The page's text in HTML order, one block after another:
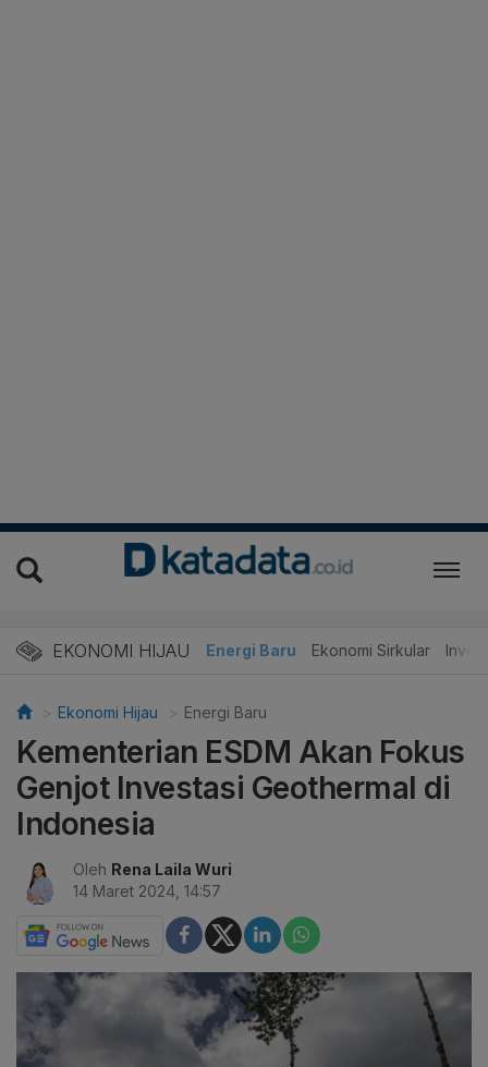
EKONOMI HIJAU Energi Baru Ekonomi Sirkular
Ekonomi Hijau Energi Baru
Kementerian ESDM Akan Fokus
Genjot Investasi Geothermal di
Indonesia
Oleh Rena Laila Wuri
14 Maret 2024, 14:57